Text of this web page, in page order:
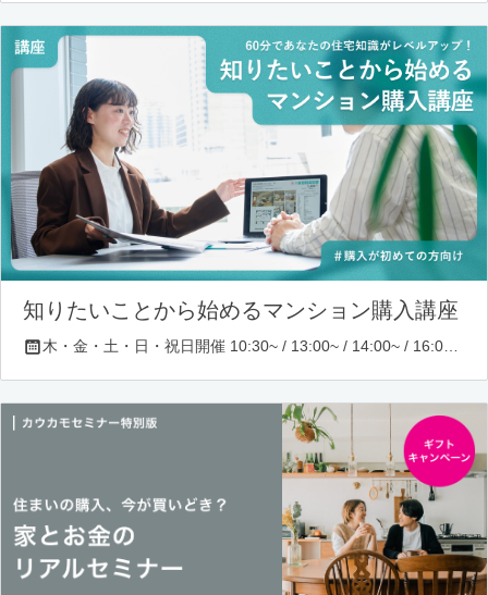
知りたいことから始めるマンション購入講座
木・金・土・日・祝日開催 10:30~ / 13:00~ / 14:00~ / 16:00~ / 17:00~/ 18:30~/ 19:30~